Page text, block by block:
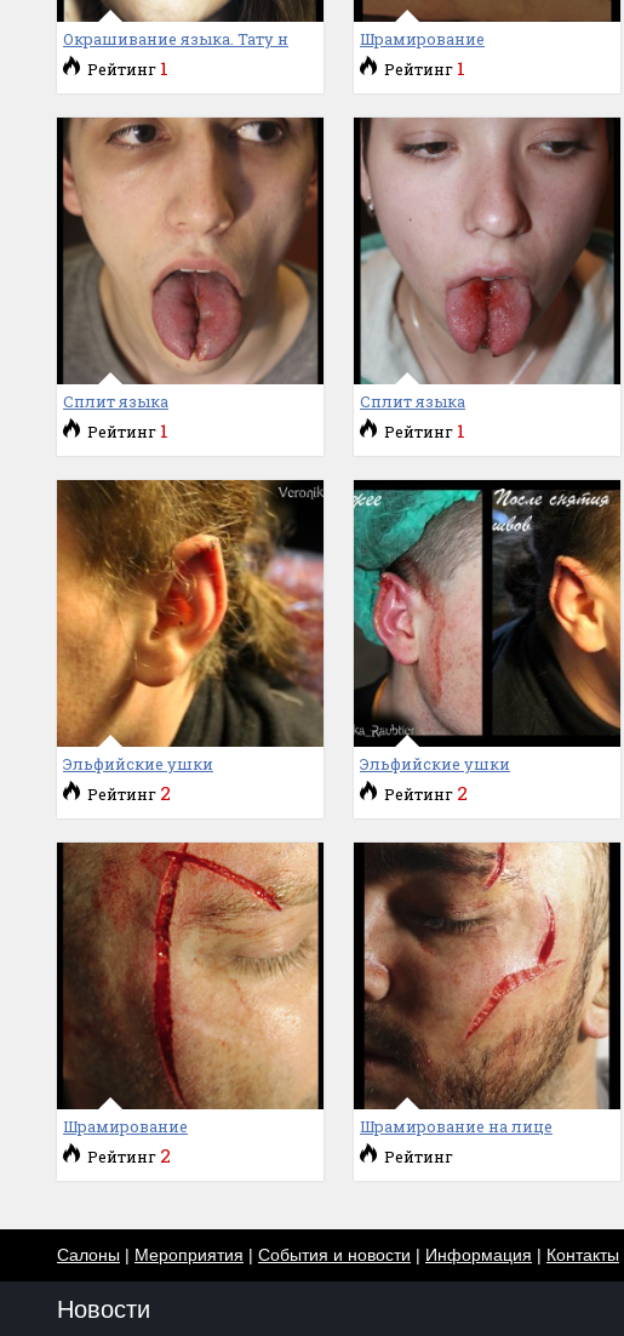
Окрашивание языка. Тату н
Рейтинг 1
Шрамирование
Рейтинг 1
Сплит языка
Рейтинг 1
Сплит языка
Рейтинг 1
Эльфийские ушки
Рейтинг 2
Эльфийские ушки
Рейтинг 2
Шрамирование
Рейтинг 2
Шрамирование на лице
Рейтинг
Салоны | Мероприятия | События и новости | Информация | Контакты
Новости